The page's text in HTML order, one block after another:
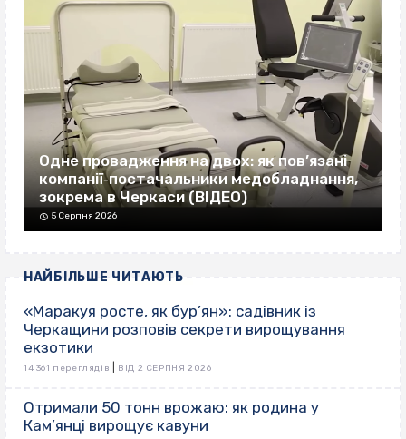
Одне провадження на двох: як пов’язані
компанії‐постачальники медобладнання,
зокрема в Черкаси (ВІДЕО)
5 Серпня 2026
НАЙБІЛЬШЕ ЧИТАЮТЬ
«Маракуя росте, як бур’ян»: садівник із
Черкащини розповів секрети вирощування
екзотики
14 361 переглядів ВІД 2 СЕРПНЯ 2026
Отримали 50 тонн врожаю: як родина у
Кам’янці вирощує кавуни